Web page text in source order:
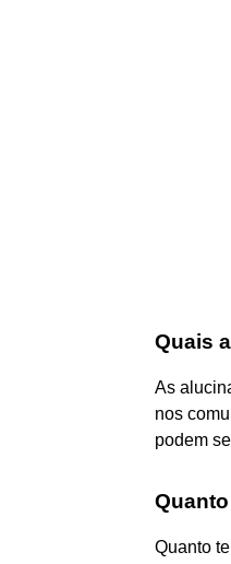
Quais
As
nos
podem
Quanto